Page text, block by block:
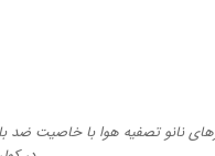
نانو تصفیه هوا با خاصیت ضد